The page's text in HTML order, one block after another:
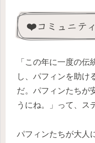
❤️コミュニテ
「この年に一度の
し、パフィンを助け
だ。パフィンたちが
うにね。」って、ス
パフィンたちが大人